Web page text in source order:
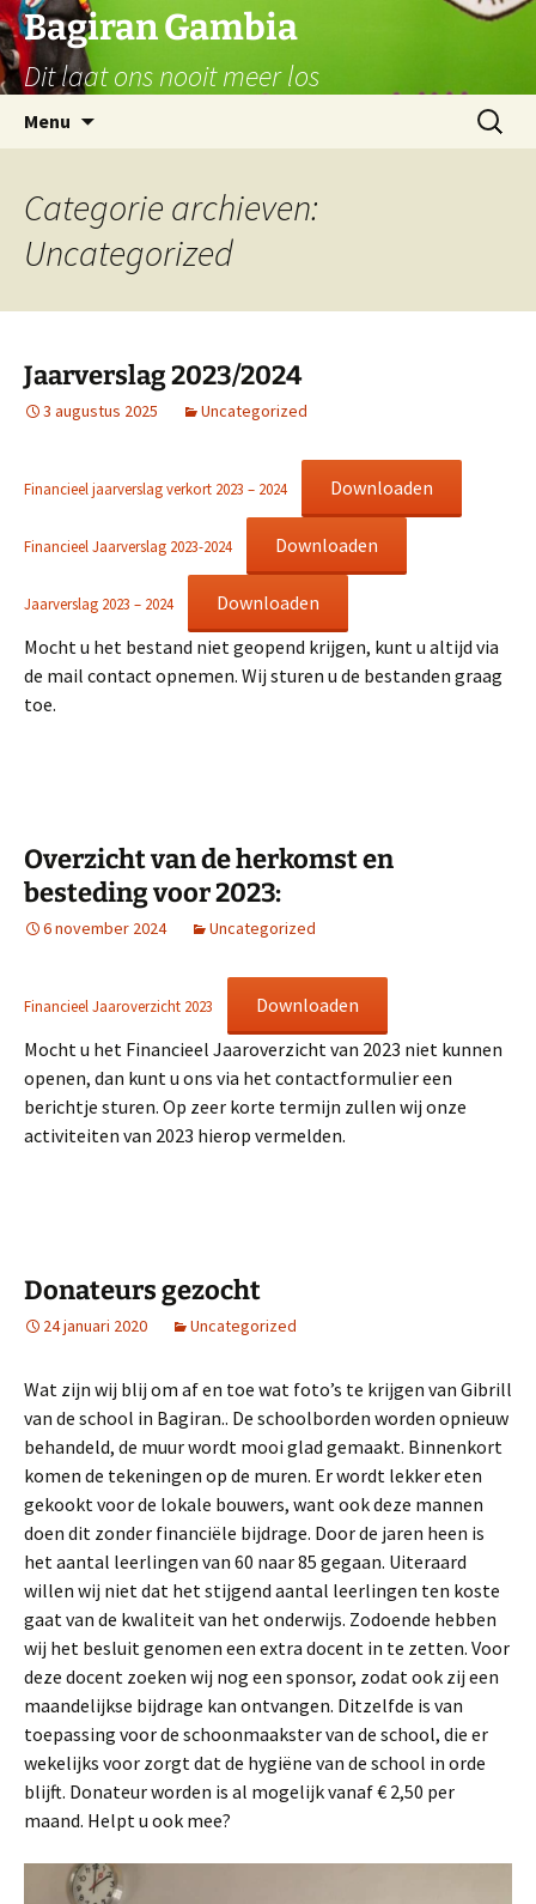
Ga
naar
de
inhoud
Bagiran Gambia
Dit laat ons nooit meer los
Menu
Zoeken
naar:
Categorie archieven:
Uncategorized
Jaarverslag 2023/2024
3 augustus 2025 Uncategorized
Financieel jaarverslag verkort 2023 – 2024 Downloaden
Financieel Jaarverslag 2023-2024 Downloaden
Jaarverslag 2023 – 2024
Downloaden
Mocht u het bestand niet geopend krijgen, kunt u altijd via
de mail contact opnemen. Wij sturen u de bestanden graag
toe.
Overzicht van de herkomst en
besteding voor 2023:
6 november 2024 Uncategorized
Financieel Jaaroverzicht 2023
Downloaden
Mocht u het Financieel Jaaroverzicht van 2023 niet kunnen
openen, dan kunt u ons via het contactformulier een
berichtje sturen. Op zeer korte termijn zullen wij onze
activiteiten van 2023 hierop vermelden.
Donateurs gezocht
24 januari 2020 Uncategorized
Wat zijn wij blij om af en toe wat foto’s te krijgen van Gibrill
van de school in Bagiran.. De schoolborden worden opnieuw
behandeld, de muur wordt mooi glad gemaakt. Binnenkort
komen de tekeningen op de muren. Er wordt lekker eten
gekookt voor de lokale bouwers, want ook deze mannen
doen dit zonder financiële bijdrage. Door de jaren heen is
het aantal leerlingen van 60 naar 85 gegaan. Uiteraard
willen wij niet dat het stijgend aantal leerlingen ten koste
gaat van de kwaliteit van het onderwijs. Zodoende hebben
wij het besluit genomen een extra docent in te zetten. Voor
deze docent zoeken wij nog een sponsor, zodat ook zij een
maandelijkse bijdrage kan ontvangen. Ditzelfde is van
toepassing voor de schoonmaakster van de school, die er
wekelijks voor zorgt dat de hygiëne van de school in orde
blijft. Donateur worden is al mogelijk vanaf € 2,50 per
maand. Helpt u ook mee?